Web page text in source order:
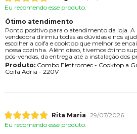
Eu recomendo esse produto.
Ótimo atendimento
Ponto positivo para o atendimento da loja. A
vendedora dirimiu todas as dúvidas e nos
escolher a coifa e cooktop que melhor se
nossa cozinha. Além disso, tivemos ótimo
pós-vendas, da entrega até a instalação dos
Produto:Combo Elettromec - Cooktop a
Coifa Adria - 220V
Rita Maria 29/07/2026
Eu recomendo esse produto.